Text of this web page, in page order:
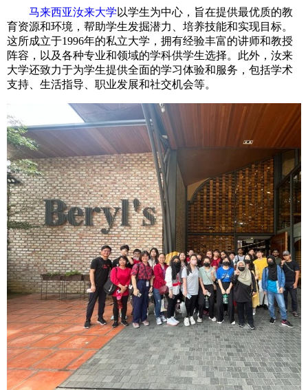
马来西亚汝来大学 以学生为中心，旨在提供最优质的教
育资源和环境，帮助学生发掘潜力、培养技能和实现目标。
这所成立于1996年的私立大学，拥有经验丰富的讲师和教授
阵容，以及各种专业和领域的学科供学生选择。此外，汝来
大学还致力于为学生提供全面的学习体验和服务，包括学术
支持、生活指导、职业发展和社交机会等。